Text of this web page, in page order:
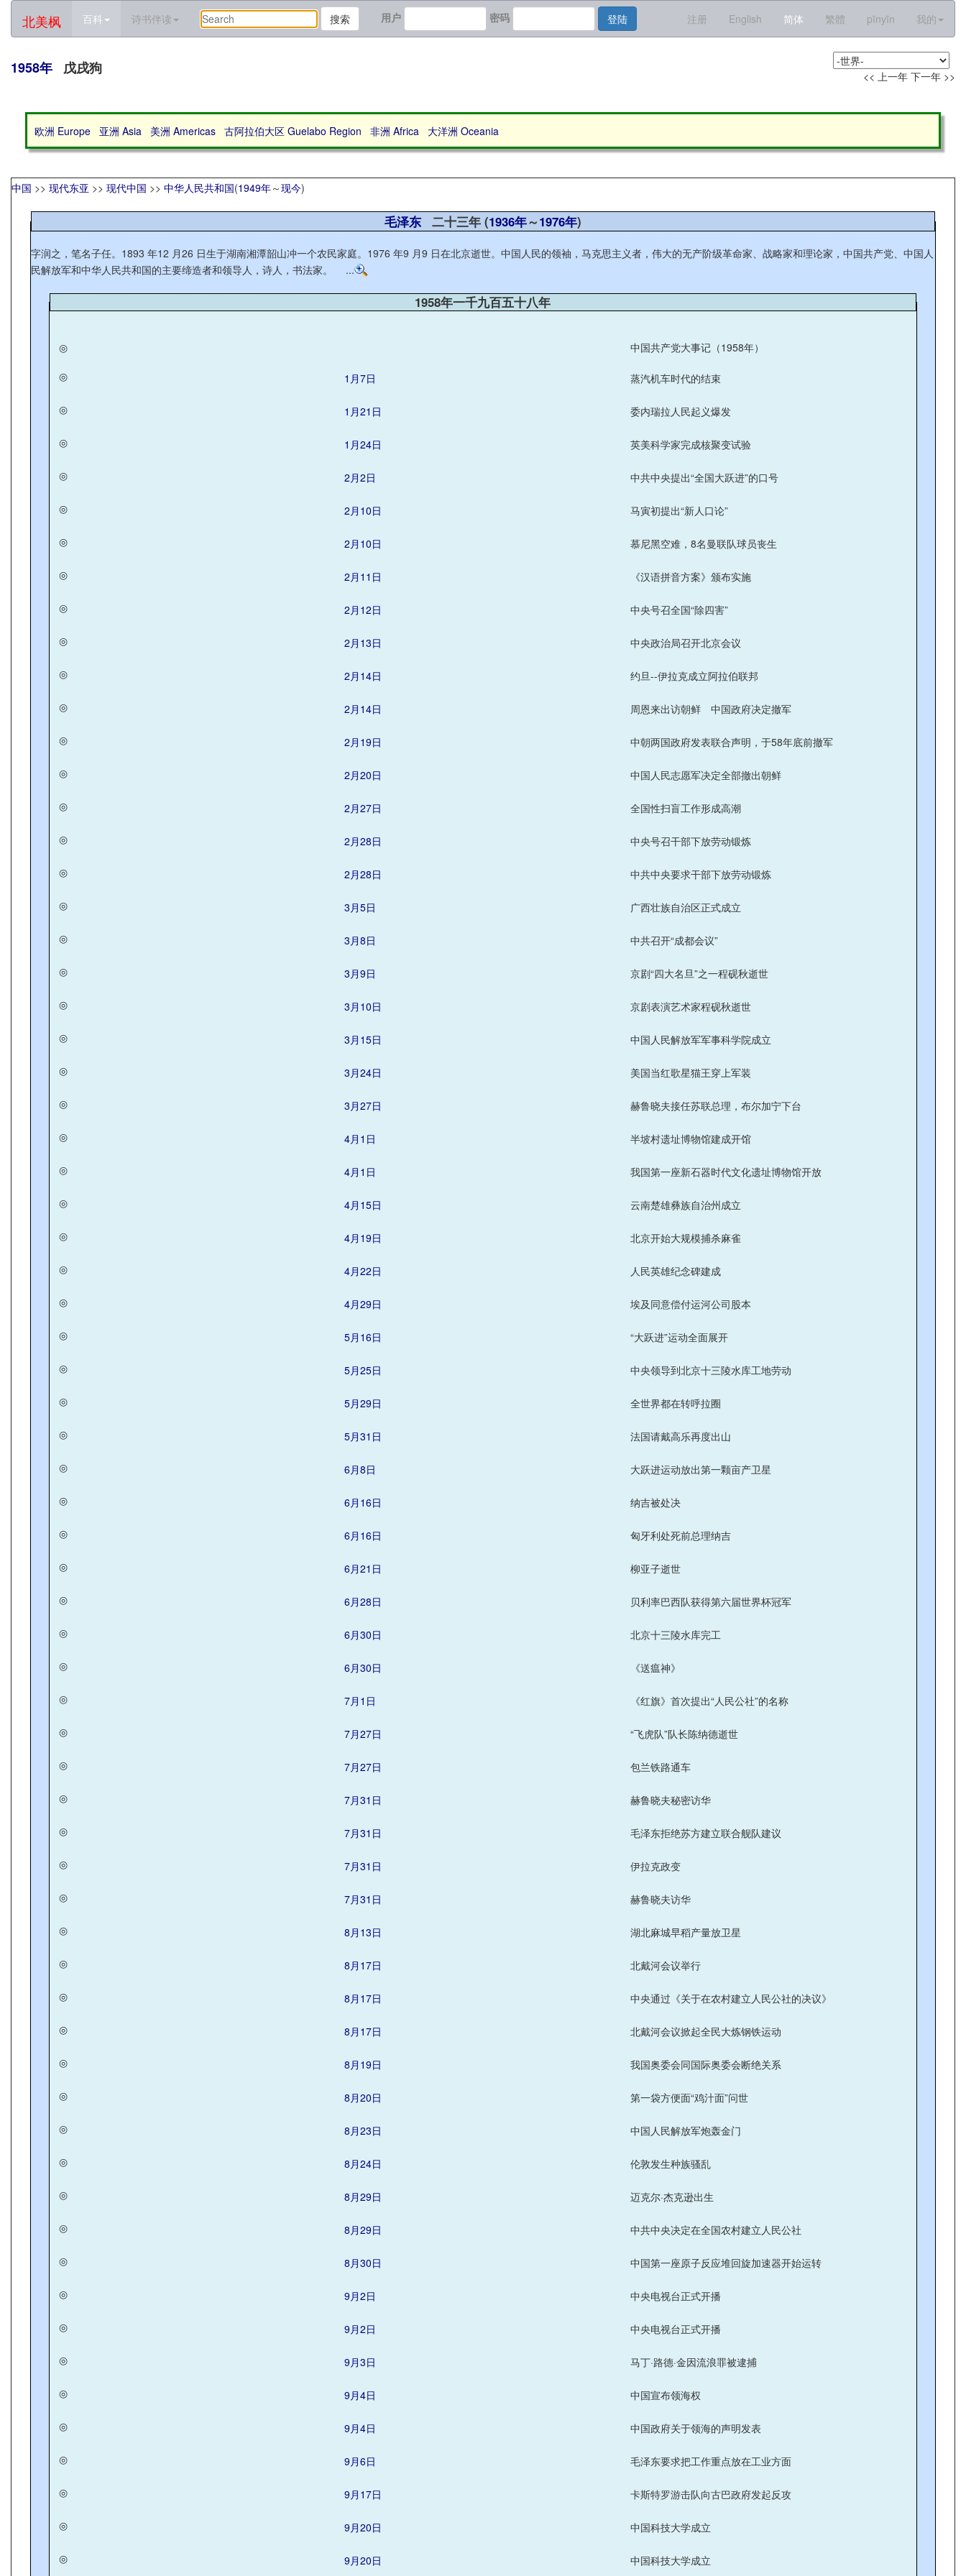
北美枫 百科 诗书伴读 搜索 用户 密码 登陆 注册 English 简体 繁體 pīnyīn 我的
1958年 戊戌狗 << 上一年 下一年 >>
欧洲 Europe 亚洲 Asia 美洲 Americas 古阿拉伯大区 Guelabo Region 非洲 Africa 大洋洲 Oceania
中国 >> 现代东亚 >> 现代中国 >> 中华人民共和国(1949年～现今)
毛泽东二十三年 (1936年～1976年)
字润之，笔名子任。1893 年12 月26 日生于湖南湘潭韶山冲一个农民家庭。1976 年9 月9 日在北京逝世。中国人民的领袖，马克思主义者，伟大的无产阶级革命家、战略家和理论家，中国共产党、中国人
民解放军和中华人民共和国的主要缔造者和领导人，诗人，书法家。 ...
1958年一千九百五十八年
◎
中国共产党大事记（1958年）
◎
1月7日 蒸汽机车时代的结束
◎ 1月21日 委内瑞拉人民起义爆发
◎ 1月24日 英美科学家完成核聚变试验
◎ 2月2日 中共中央提出“全国大跃进”的口号
◎ 2月10日 马寅初提出“新人口论”
◎ 2月10日 慕尼黑空难，8名曼联队球员丧生
◎ 2月11日 《汉语拼音方案》颁布实施
◎ 2月12日 中央号召全国“除四害”
◎ 2月13日 中央政治局召开北京会议
◎ 2月14日 约旦--伊拉克成立阿拉伯联邦
◎ 2月14日 周恩来出访朝鲜 中国政府决定撤军
◎ 2月19日 中朝两国政府发表联合声明，于58年底前撤军
◎ 2月20日 中国人民志愿军决定全部撤出朝鲜
◎ 2月27日 全国性扫盲工作形成高潮
◎ 2月28日 中央号召干部下放劳动锻炼
◎ 2月28日 中共中央要求干部下放劳动锻炼
◎ 3月5日 广西壮族自治区正式成立
◎ 3月8日 中共召开“成都会议”
◎ 3月9日 京剧“四大名旦”之一程砚秋逝世
◎ 3月10日 京剧表演艺术家程砚秋逝世
◎ 3月15日 中国人民解放军军事科学院成立
◎ 3月24日 美国当红歌星猫王穿上军装
◎ 3月27日 赫鲁晓夫接任苏联总理，布尔加宁下台
◎ 4月1日 半坡村遗址博物馆建成开馆
◎ 4月1日 我国第一座新石器时代文化遗址博物馆开放
◎ 4月15日 云南楚雄彝族自治州成立
◎ 4月19日 北京开始大规模捕杀麻雀
◎ 4月22日 人民英雄纪念碑建成
◎ 4月29日 埃及同意偿付运河公司股本
◎ 5月16日 “大跃进”运动全面展开
◎ 5月25日 中央领导到北京十三陵水库工地劳动
◎ 5月29日 全世界都在转呼拉圈
◎ 5月31日 法国请戴高乐再度出山
◎ 6月8日 大跃进运动放出第一颗亩产卫星
◎ 6月16日 纳吉被处决
◎ 6月16日 匈牙利处死前总理纳吉
◎ 6月21日 柳亚子逝世
◎ 6月28日 贝利率巴西队获得第六届世界杯冠军
◎ 6月30日 北京十三陵水库完工
◎ 6月30日 《送瘟神》
◎ 7月1日 《红旗》首次提出“人民公社”的名称
◎ 7月27日 “飞虎队”队长陈纳德逝世
◎ 7月27日 包兰铁路通车
◎ 7月31日 赫鲁晓夫秘密访华
◎ 7月31日 毛泽东拒绝苏方建立联合舰队建议
◎ 7月31日 伊拉克政变
◎ 7月31日 赫鲁晓夫访华
◎ 8月13日 湖北麻城早稻产量放卫星
◎ 8月17日 北戴河会议举行
◎ 8月17日 中央通过《关于在农村建立人民公社的决议》
◎ 8月17日 北戴河会议掀起全民大炼钢铁运动
◎ 8月19日 我国奥委会同国际奥委会断绝关系
◎ 8月20日 第一袋方便面“鸡汁面”问世
◎ 8月23日 中国人民解放军炮轰金门
◎ 8月24日 伦敦发生种族骚乱
◎ 8月29日 迈克尔·杰克逊出生
◎ 8月29日 中共中央决定在全国农村建立人民公社
◎ 8月30日 中国第一座原子反应堆回旋加速器开始运转
◎ 9月2日 中央电视台正式开播
◎ 9月2日 中央电视台正式开播
◎ 9月3日 马丁·路德·金因流浪罪被逮捕
◎ 9月4日 中国宣布领海权
◎ 9月4日 中国政府关于领海的声明发表
◎ 9月6日 毛泽东要求把工作重点放在工业方面
◎ 9月17日 卡斯特罗游击队向古巴政府发起反攻
◎ 9月20日 中国科技大学成立
◎ 9月20日 中国科技大学成立